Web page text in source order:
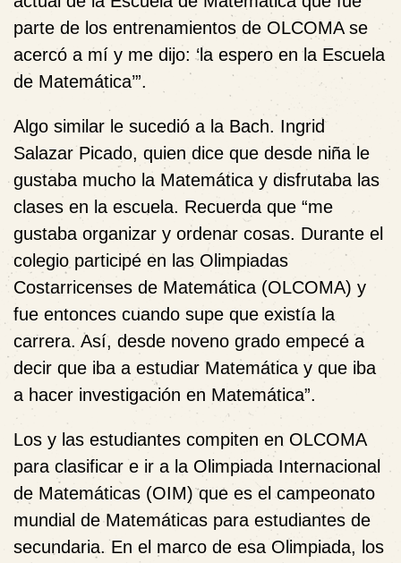
parte de los entrenamientos de OLCOMA se
acercó a mí y me dijo: ‘la espero en la Escuela
de Matemática’”.
Algo similar le sucedió a la Bach. Ingrid
Salazar Picado, quien dice que desde niña le
gustaba mucho la Matemática y disfrutaba las
clases en la escuela. Recuerda que “me
gustaba organizar y ordenar cosas. Durante el
colegio participé en las Olimpiadas
Costarricenses de Matemática (OLCOMA) y
fue entonces cuando supe que existía la
carrera. Así, desde noveno grado empecé a
decir que iba a estudiar Matemática y que iba
a hacer investigación en Matemática”.
Los y las estudiantes compiten en OLCOMA
para clasificar e ir a la Olimpiada Internacional
de Matemáticas (OIM) que es el campeonato
mundial de Matemáticas para estudiantes de
secundaria. En el marco de esa Olimpiada, los